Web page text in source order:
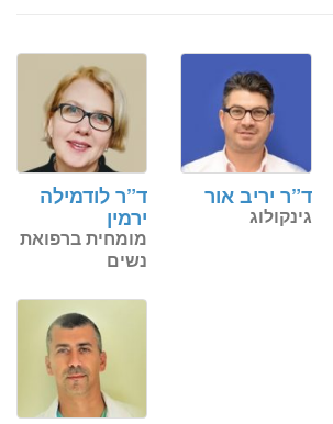
ד”ר לודמילה
ירמין
מומחית ברפואת
נשים
ד”ר יריב אור
גינקולוג